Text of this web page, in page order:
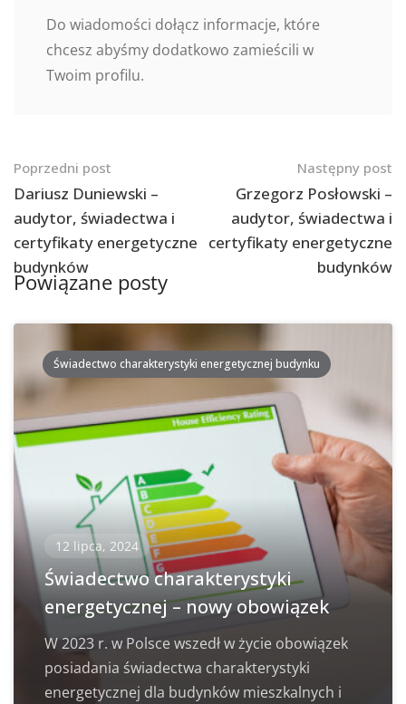
Do wiadomości dołącz informacje, które
chcesz abyśmy dodatkowo zamieścili w
Twoim profilu.
Nawigacja
po
postach
Poprzedni post
Dariusz Duniewski –
audytor, świadectwa i
certyfikaty energetyczne
budynków
Następny post
Grzegorz Posłowski –
audytor, świadectwa i
certyfikaty energetyczne
budynków
Powiązane posty
Świadectwo charakterystyki energetycznej budynku
12 lipca, 2024
Świadectwo charakterystyki
energetycznej – nowy obowiązek
W 2023 r. w Polsce wszedł w życie obowiązek
posiadania świadectwa charakterystyki
energetycznej dla budynków mieszkalnych i